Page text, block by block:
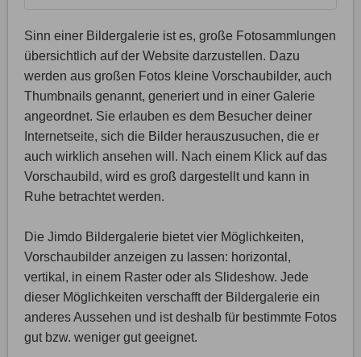
Sinn einer Bildergalerie ist es, große Fotosammlungen
übersichtlich auf der Website darzustellen. Dazu
werden aus großen Fotos kleine Vorschaubilder, auch
Thumbnails genannt, generiert und in einer Galerie
angeordnet. Sie erlauben es dem Besucher deiner
Internetseite, sich die Bilder herauszusuchen, die er
auch wirklich ansehen will. Nach einem Klick auf das
Vorschaubild, wird es groß dargestellt und kann in
Ruhe betrachtet werden.
Die Jimdo Bildergalerie bietet vier Möglichkeiten,
Vorschaubilder anzeigen zu lassen: horizontal,
vertikal, in einem Raster oder als Slideshow. Jede
dieser Möglichkeiten verschafft der Bildergalerie ein
anderes Aussehen und ist deshalb für bestimmte Fotos
gut bzw. weniger gut geeignet.